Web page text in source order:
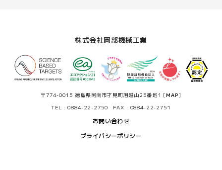
株式会社岡部機械工業
〒774-0015 徳島県阿南市才見町旭越山25番地1 [MAP]
TEL : 0884-22-2750 FAX : 0884-22-2751
お問い合わせ
プライバシーポリシー